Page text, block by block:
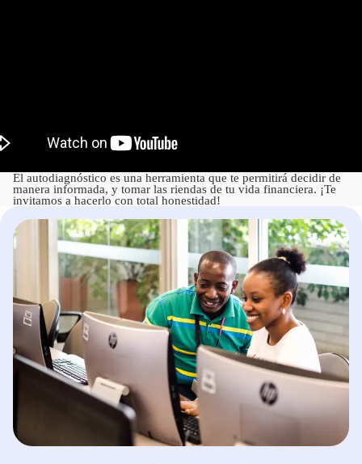
El autodiagnóstico es una herramienta que te permitirá decidir de
manera informada, y tomar las riendas de tu vida financiera. ¡Te
invitamos a hacerlo con total honestidad!